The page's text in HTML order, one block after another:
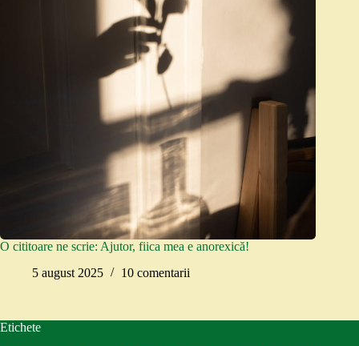
O cititoare ne scrie: Ajutor, fiica mea e anorexică!
5 august 2025
10 comentarii
Etichete